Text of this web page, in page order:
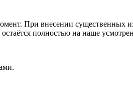
При внесении существенных
полностью на наше